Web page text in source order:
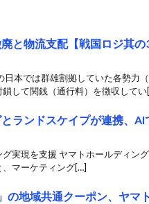
と物流支配【戦国ロジ其の3
日本では群雄割拠していた各勢力
して関銭（通行料）を徴収して
ランドスケイプが連携、
実現を支援 ヤマトホールディン
マーケティング[…]
の地域共通クーポン、ヤマ